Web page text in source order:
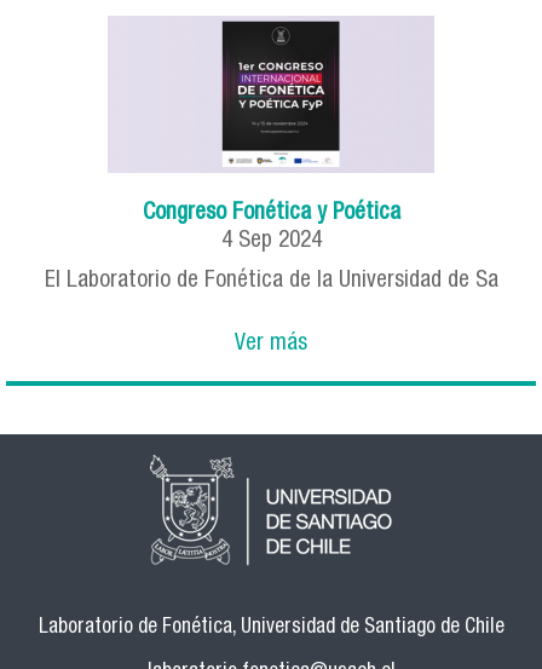
Congreso Fonética y Poética
4 Sep 2024
El Laboratorio de Fonética de la Universidad de Sa
Ver más
Laboratorio de Fonética, Universidad de Santiago de Chile